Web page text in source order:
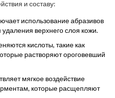
и составу:
использование абразивов
верхнего слоя кожи.
кислоты, такие как
растворяют ороговевший
мягкое воздействие
которые расщепляют